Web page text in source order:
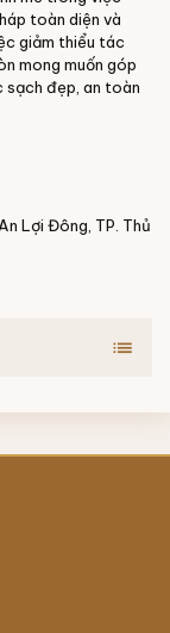
toàn diện và
giảm thiểu tác
mong muốn góp
sạch đẹp, an toàn
Lợi Đông, TP. Thủ
list